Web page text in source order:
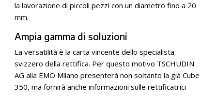
la lavorazione di piccoli pezzi con un diametro fino a 20
mm.
Ampia gamma di soluzioni
La versatilità è la carta vincente dello specialista
svizzero della rettifica. Per questo motivo TSCHUDIN
AG alla EMO Milano presenterà non soltanto la già Cube
350, ma fornirà anche informazioni sulle rettificatrici